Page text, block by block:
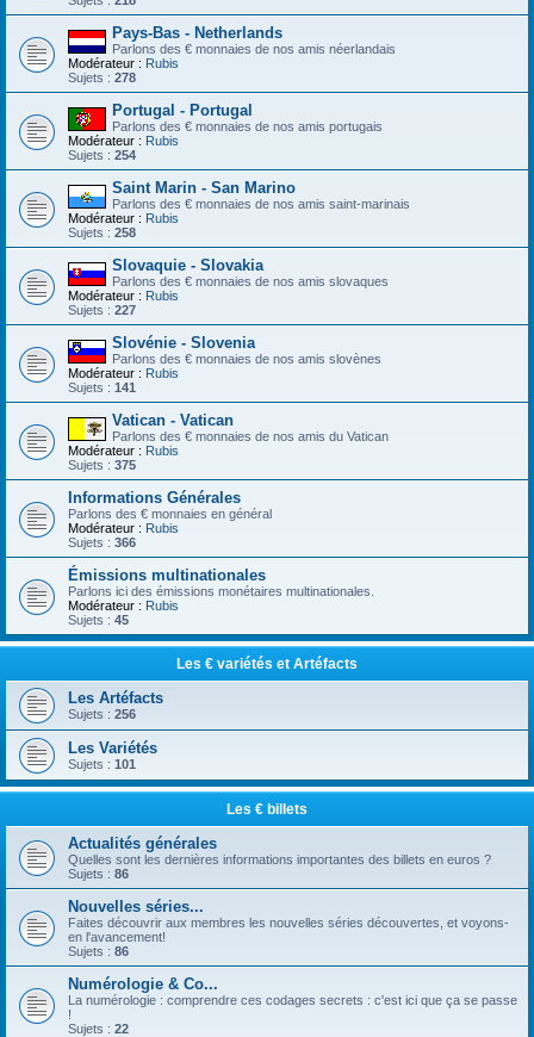
Pays-Bas - Netherlands
Parlons des € monnaies de nos amis néerlandais
Modérateur : Rubis
Sujets : 278
Portugal - Portugal
Parlons des € monnaies de nos amis portugais
Modérateur : Rubis
Sujets : 254
Saint Marin - San Marino
Parlons des € monnaies de nos amis saint-marinais
Modérateur : Rubis
Sujets : 258
Slovaquie - Slovakia
Parlons des € monnaies de nos amis slovaques
Modérateur : Rubis
Sujets : 227
Slovénie - Slovenia
Parlons des € monnaies de nos amis slovènes
Modérateur : Rubis
Sujets : 141
Vatican - Vatican
Parlons des € monnaies de nos amis du Vatican
Modérateur : Rubis
Sujets : 375
Informations Générales
Parlons des € monnaies en général
Modérateur : Rubis
Sujets : 366
Émissions multinationales
Parlons ici des émissions monétaires multinationales.
Modérateur : Rubis
Sujets : 45
Les € variétés et Artéfacts
Les Artéfacts
Sujets : 256
Les Variétés
Sujets : 101
Les € billets
Actualités générales
Quelles sont les dernières informations importantes des billets en euros ?
Sujets : 86
Nouvelles séries...
Faites découvrir aux membres les nouvelles séries découvertes, et voyons-
en l'avancement!
Sujets : 86
Numérologie & Co...
La numérologie : comprendre ces codages secrets : c'est ici que ça se passe
!
Sujets : 22